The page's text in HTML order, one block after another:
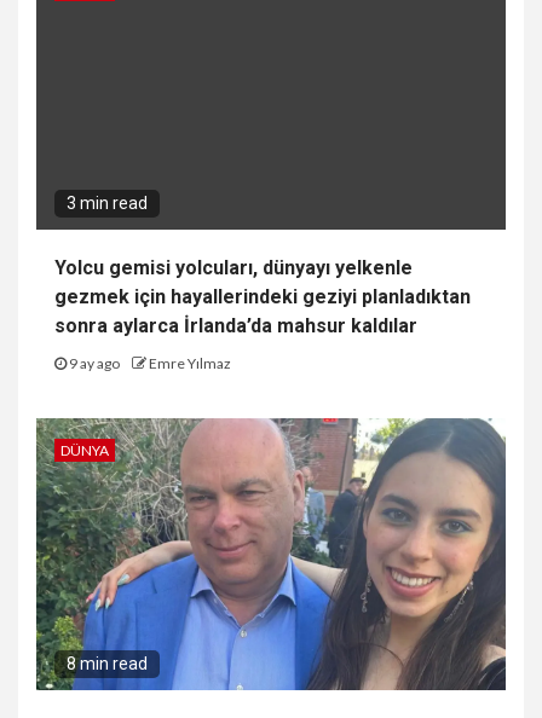
3 min read
Yolcu gemisi yolcuları, dünyayı yelkenle
gezmek için hayallerindeki geziyi planladıktan
sonra aylarca İrlanda’da mahsur kaldılar
9 ay ago Emre Yılmaz
DÜNYA
8 min read